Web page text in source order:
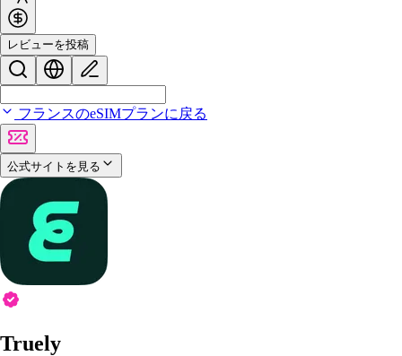
レビューを投稿
フランスのeSIMプランに戻る
公式サイトを見る
Truely